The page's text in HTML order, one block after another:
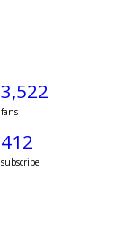
3,522
fans
412
subscribe